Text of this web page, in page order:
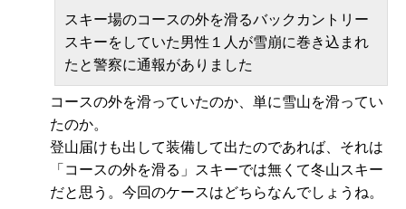
スキー場のコースの外を滑るバックカントリー
スキーをしていた男性１人が雪崩に巻き込まれ
たと警察に通報がありました
コースの外を滑っていたのか、単に雪山を滑ってい
たのか。
登山届けも出して装備して出たのであれば、それは
「コースの外を滑る」スキーでは無くて冬山スキー
だと思う。今回のケースはどちらなんでしょうね。